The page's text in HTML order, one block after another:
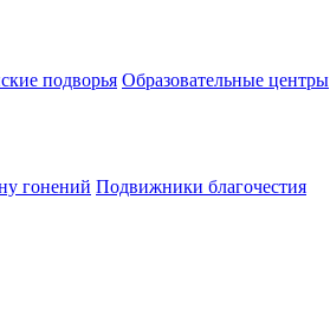
подворья Образовательные центры
гонений Подвижники благочестия